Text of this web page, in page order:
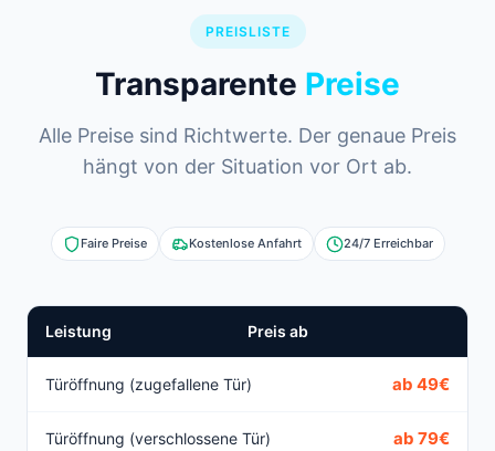
PREISLISTE
Transparente Preise
Alle Preise sind Richtwerte. Der genaue Preis
hängt von der Situation vor Ort ab.
Faire Preise Kostenlose Anfahrt 24/7 Erreichbar
Leistung Preis ab
Türöffnung (zugefallene Tür) ab 49€
Türöffnung (verschlossene Tür) ab 79€